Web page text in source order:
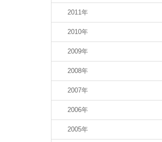
2011年
2010年
2009年
2008年
2007年
2006年
2005年